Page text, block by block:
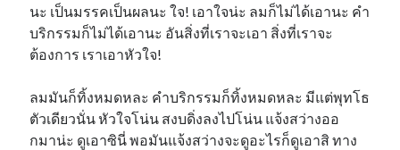
นะ เป็นมรรคเป็นผลนะ ใจ! เอาใจน่ะ ลมก็ไม่ได้เอานะ คำ
บริกรรมก็ไม่ได้เอานะ อันสิ่งที่เราจะเอา สิ่งที่เราจะ
ต้องการ เราเอาหัวใจ!
ลมมันก็ทิ้งหมดหละ คำบริกรรมก็ทิ้งหมดหละ มีแต่พุทโธ
ตัวเดียวนั่น หัวใจโน่น สงบดิ่งลงไปโน่น แจ้งสว่างออ
กมาน่ะ ดูเอาซินี่ พอมันแจ้งสว่างจะดูอะไรก็ดูเอาสิ ทาง